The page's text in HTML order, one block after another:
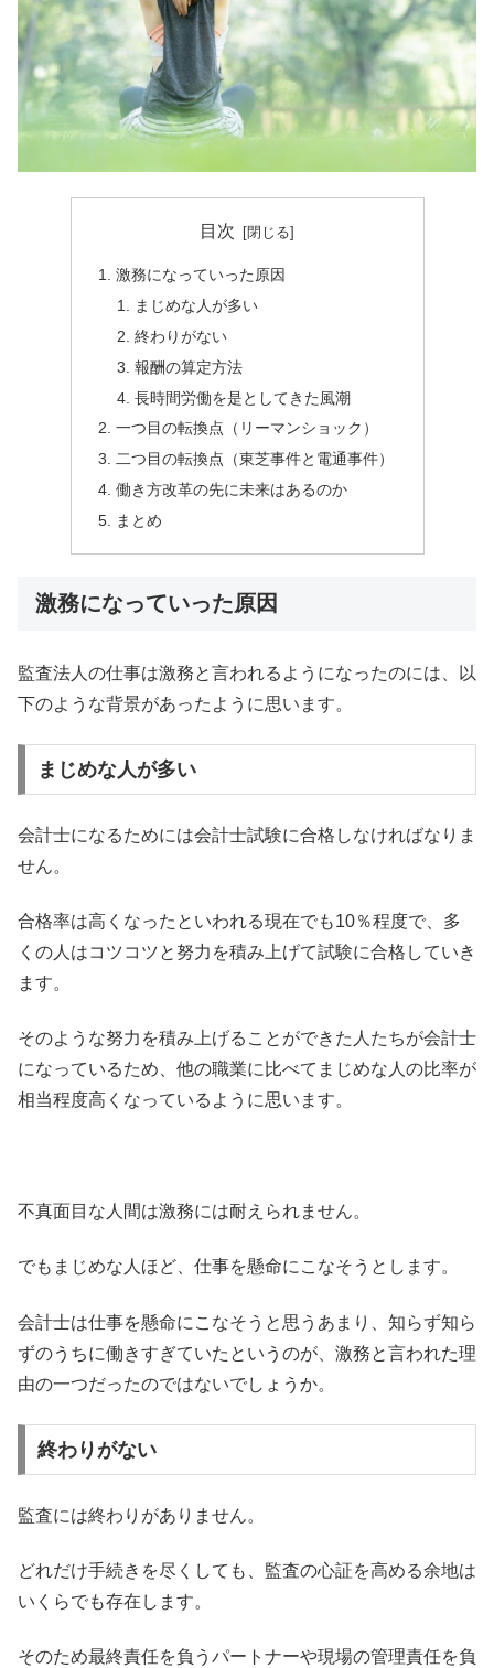
目次
激務になっていった原因
まじめな人が多い
終わりがない
報酬の算定方法
長時間労働を是としてきた風潮
一つ目の転換点（リーマンショック）
二つ目の転換点（東芝事件と電通事件）
働き方改革の先に未来はあるのか
まとめ
激務になっていった原因
監査法人の仕事は激務と言われるようになったのには、以
下のような背景があったように思います。
まじめな人が多い
会計士になるためには会計士試験に合格しなければなりま
せん。
合格率は高くなったといわれる現在でも10％程度で、多
くの人はコツコツと努力を積み上げて試験に合格していき
ます。
そのような努力を積み上げることができた人たちが会計士
になっているため、他の職業に比べてまじめな人の比率が
相当程度高くなっているように思います。
不真面目な人間は激務には耐えられません。
でもまじめな人ほど、仕事を懸命にこなそうとします。
会計士は仕事を懸命にこなそうと思うあまり、知らず知ら
ずのうちに働きすぎていたというのが、激務と言われた理
由の一つだったのではないでしょうか。
終わりがない
監査には終わりがありません。
どれだけ手続きを尽くしても、監査の心証を高める余地は
いくらでも存在します。
そのため最終責任を負うパートナーや現場の管理責任を負